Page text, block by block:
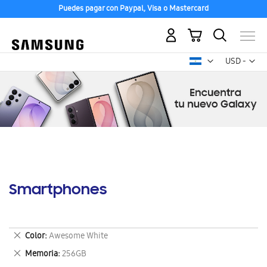
Puedes pagar con Paypal, Visa o Mastercard
USD -
dólar
Mi carrito
Smartphones
Color Awesome White
Eliminar
este
artículo
Memoria 256GB
Eliminar